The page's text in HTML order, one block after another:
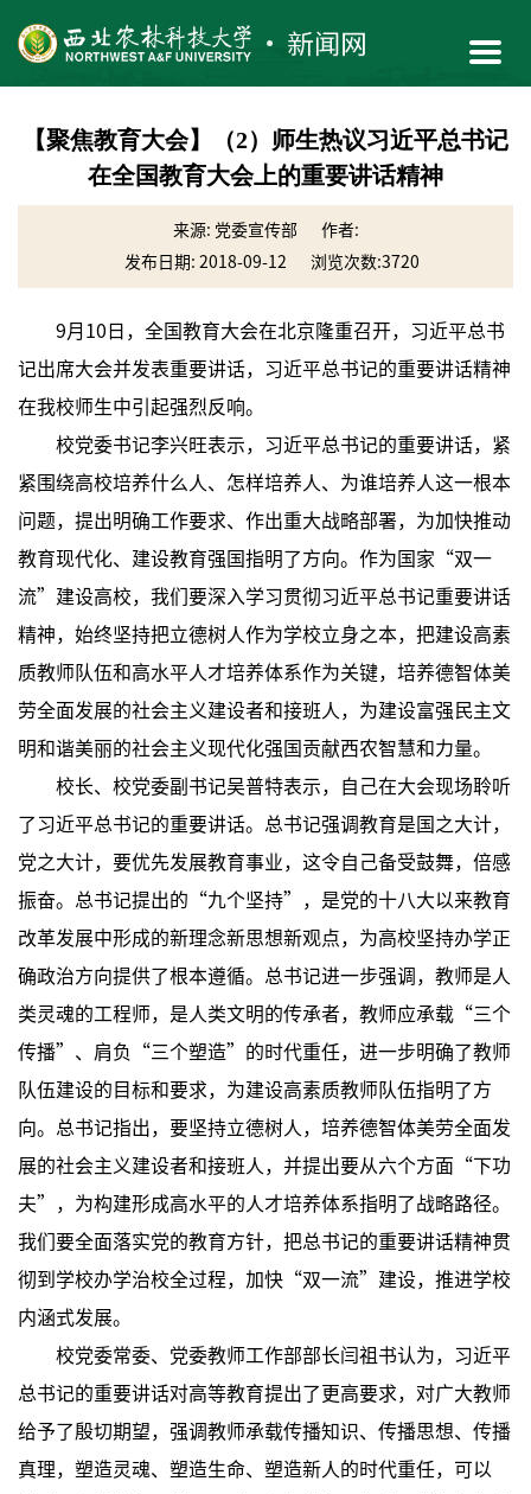
【聚焦教育大会】（2）师生热议习近平总书记
在全国教育大会上的重要讲话精神
来源: 党委宣传部
作者:
发布日期: 2018-09-12
浏览次数:3720
9月10日，全国教育大会在北京隆重召开，习近平总书
记出席大会并发表重要讲话，习近平总书记的重要讲话精神
在我校师生中引起强烈反响。
校党委书记李兴旺表示，习近平总书记的重要讲话，紧
紧围绕高校培养什么人、怎样培养人、为谁培养人这一根本
问题，提出明确工作要求、作出重大战略部署，为加快推动
教育现代化、建设教育强国指明了方向。作为国家“双一
流”建设高校，我们要深入学习贯彻习近平总书记重要讲话
精神，始终坚持把立德树人作为学校立身之本，把建设高素
质教师队伍和高水平人才培养体系作为关键，培养德智体美
劳全面发展的社会主义建设者和接班人，为建设富强民主文
明和谐美丽的社会主义现代化强国贡献西农智慧和力量。
校长、校党委副书记吴普特表示，自己在大会现场聆听
了习近平总书记的重要讲话。总书记强调教育是国之大计，
党之大计，要优先发展教育事业，这令自己备受鼓舞，倍感
振奋。总书记提出的“九个坚持”，是党的十八大以来教育
改革发展中形成的新理念新思想新观点，为高校坚持办学正
确政治方向提供了根本遵循。总书记进一步强调，教师是人
类灵魂的工程师，是人类文明的传承者，教师应承载“三个
传播”、肩负“三个塑造”的时代重任，进一步明确了教师
队伍建设的目标和要求，为建设高素质教师队伍指明了方
向。总书记指出，要坚持立德树人，培养德智体美劳全面发
展的社会主义建设者和接班人，并提出要从六个方面“下功
夫”，为构建形成高水平的人才培养体系指明了战略路径。
我们要全面落实党的教育方针，把总书记的重要讲话精神贯
彻到学校办学治校全过程，加快“双一流”建设，推进学校
内涵式发展。
校党委常委、党委教师工作部部长闫祖书认为，习近平
总书记的重要讲话对高等教育提出了更高要求，对广大教师
给予了殷切期望，强调教师承载传播知识、传播思想、传播
真理，塑造灵魂、塑造生命、塑造新人的时代重任，可以